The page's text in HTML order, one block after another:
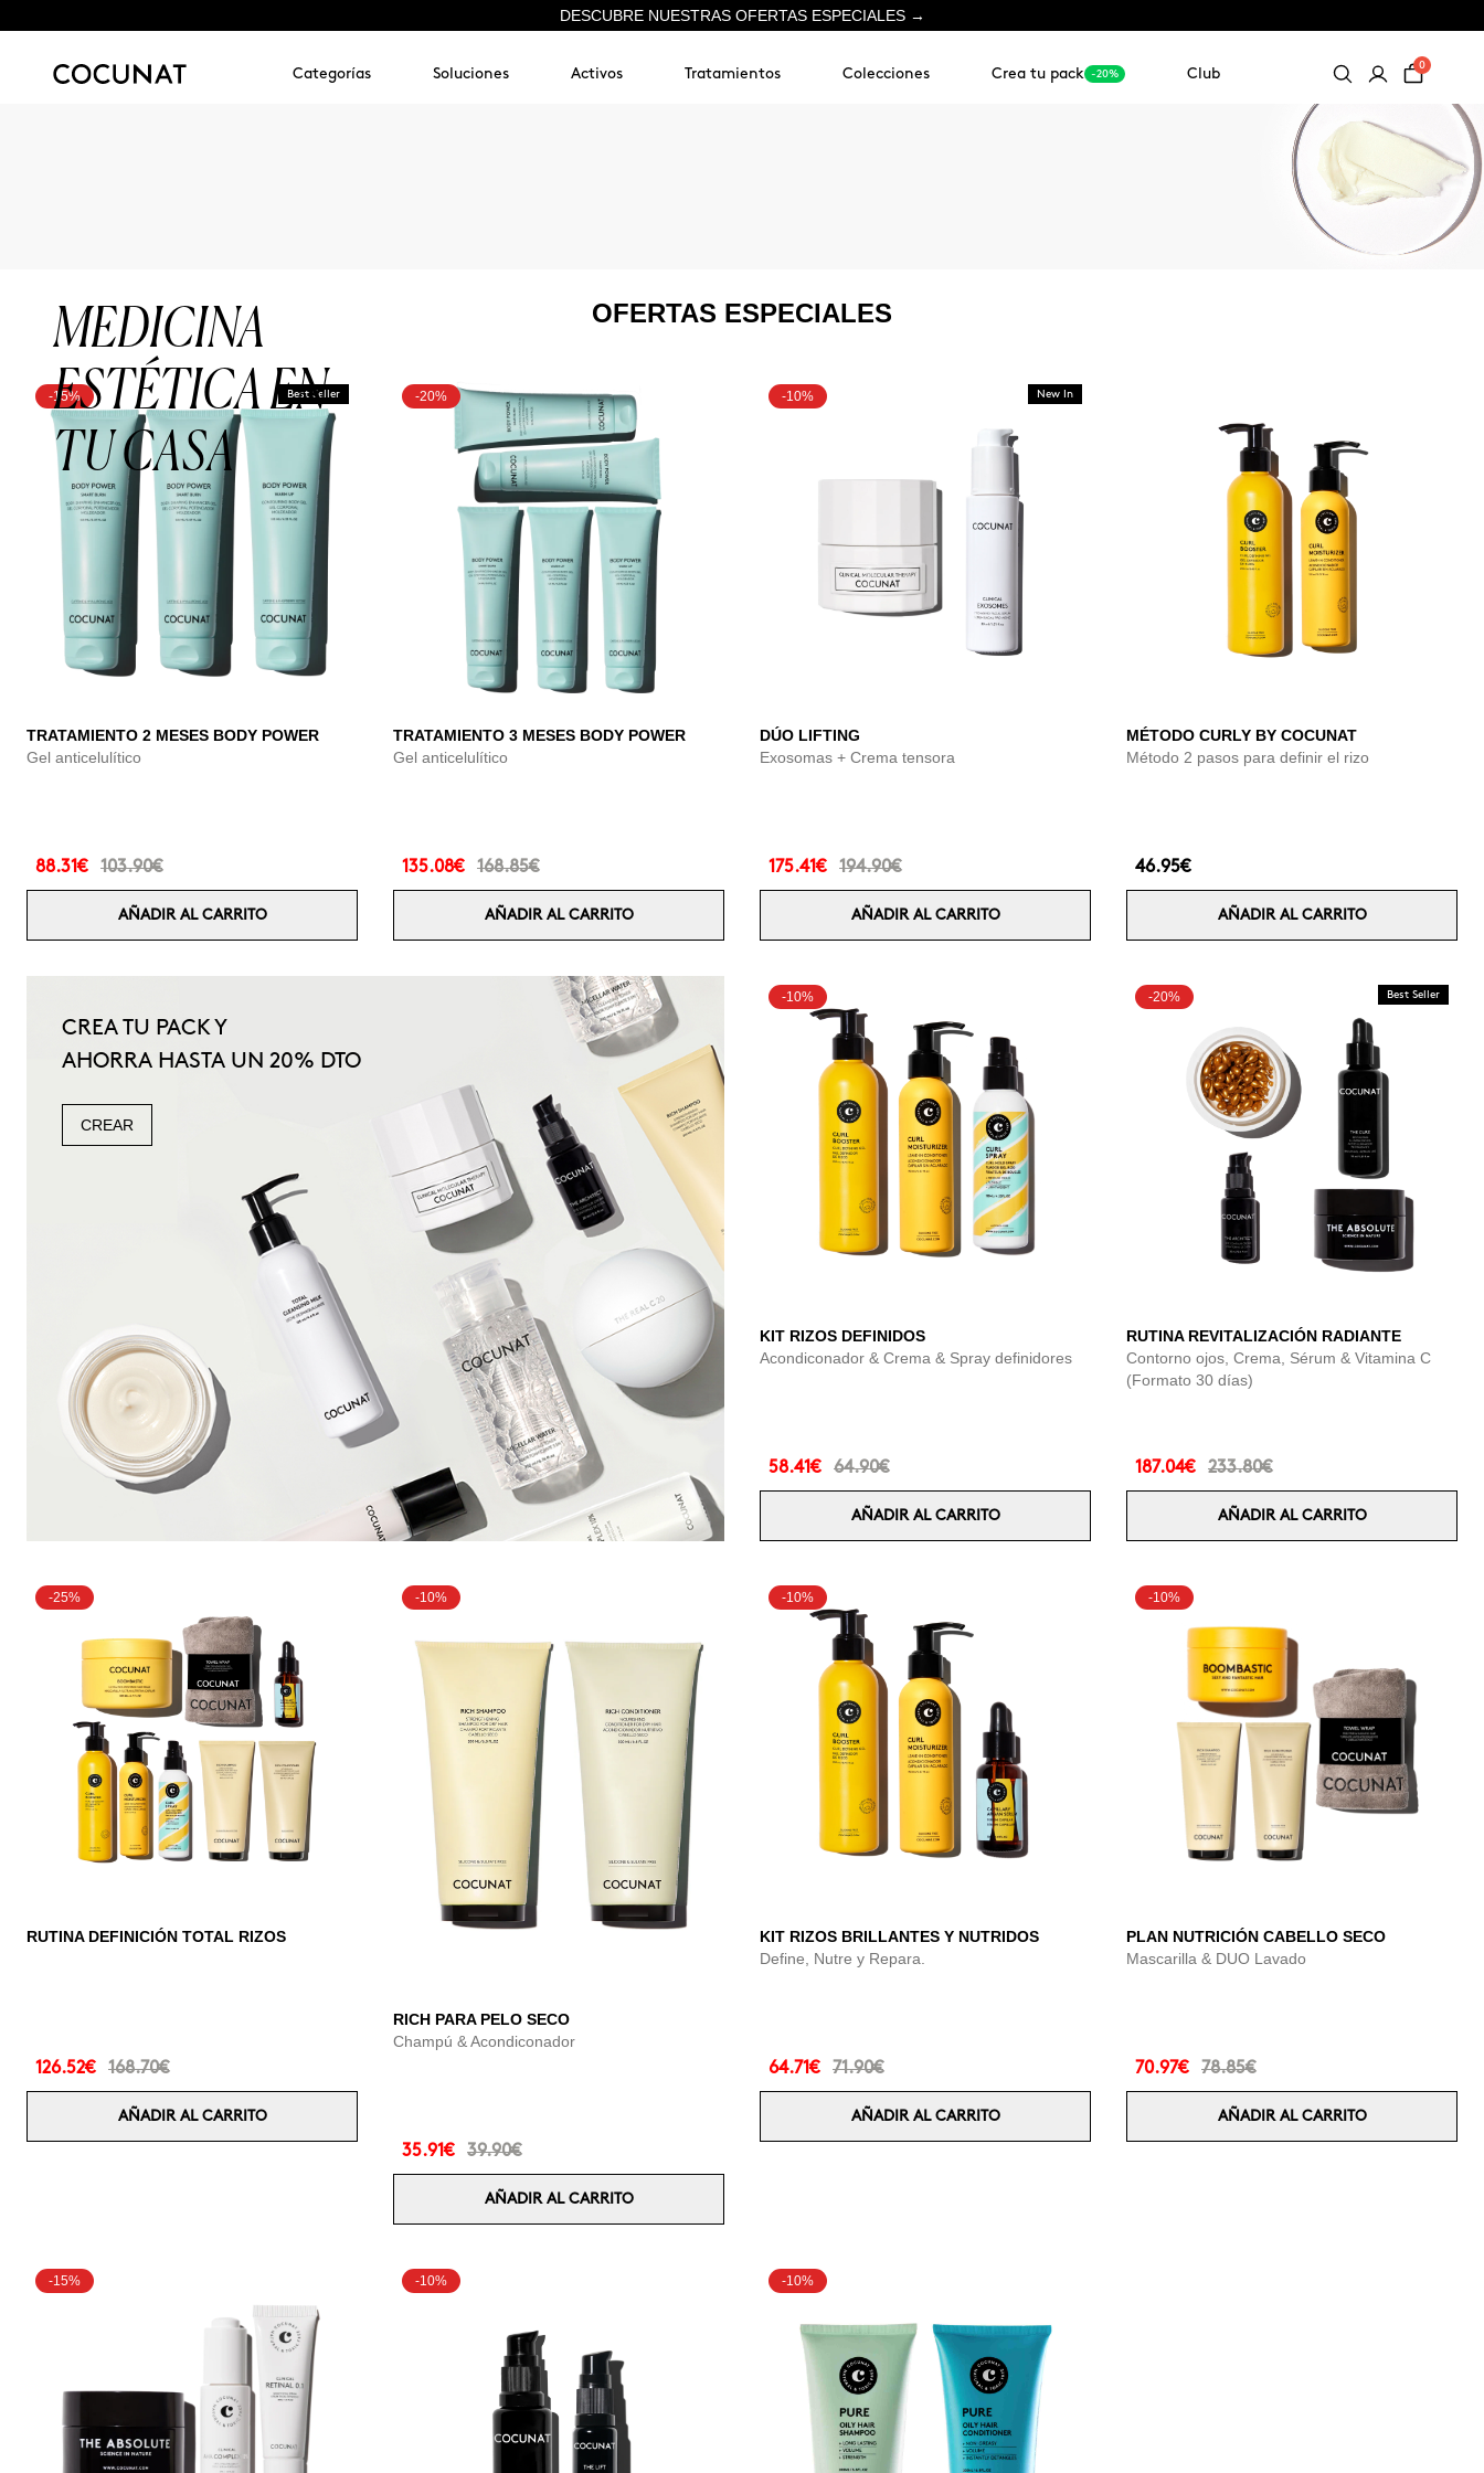
DESCUBRE NUESTRAS OFERTAS ESPECIALES →
Categorías Soluciones Activos Tratamientos Colecciones Crea tu pack -20% Club
0
MEDICINA
ESTÉTICA EN
TU CASA
OFERTAS ESPECIALES
-15% Best Seller
TRATAMIENTO 2 MESES BODY POWER
Gel anticelulítico
88.31€ 103.90€
AÑADIR AL CARRITO
-20%
TRATAMIENTO 3 MESES BODY POWER
Gel anticelulítico
135.08€ 168.85€
AÑADIR AL CARRITO
-10% New In
DÚO LIFTING
Exosomas + Crema tensora
175.41€ 194.90€
AÑADIR AL CARRITO
MÉTODO CURLY BY COCUNAT
Método 2 pasos para definir el rizo
46.95€
AÑADIR AL CARRITO
CREA TU PACK Y
AHORRA HASTA UN 20% DTO
CREAR
-10%
KIT RIZOS DEFINIDOS
Acondiconador & Crema & Spray definidores
58.41€ 64.90€
AÑADIR AL CARRITO
-20% Best Seller
RUTINA REVITALIZACIÓN RADIANTE
Contorno ojos, Crema, Sérum & Vitamina C
(Formato 30 días)
187.04€ 233.80€
AÑADIR AL CARRITO
-25%
RUTINA DEFINICIÓN TOTAL RIZOS
126.52€ 168.70€
AÑADIR AL CARRITO
-10%
RICH PARA PELO SECO
Champú & Acondiconador
35.91€ 39.90€
AÑADIR AL CARRITO
-10%
KIT RIZOS BRILLANTES Y NUTRIDOS
Define, Nutre y Repara.
64.71€ 71.90€
AÑADIR AL CARRITO
-10%
PLAN NUTRICIÓN CABELLO SECO
Mascarilla & DUO Lavado
70.97€ 78.85€
AÑADIR AL CARRITO
-15% -10% -10%